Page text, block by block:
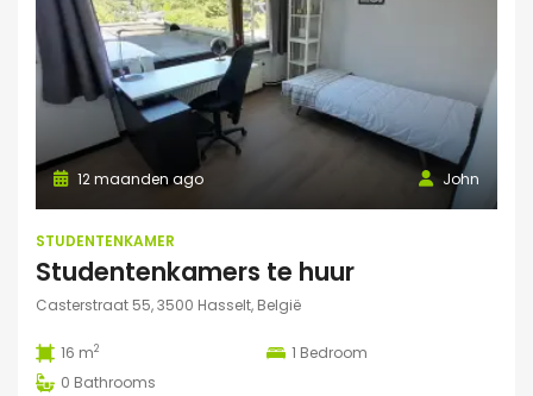
John
12 maanden ago
STUDENTENKAMER
Studentenkamers te huur
Casterstraat 55, 3500 Hasselt, België
16 m2 1 Bedroom
0 Bathrooms